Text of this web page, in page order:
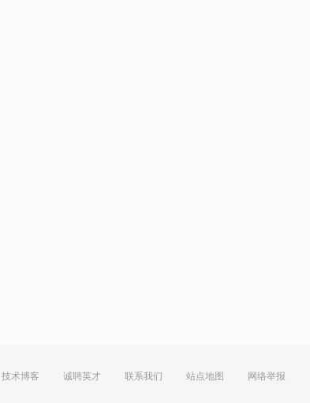
技术博客 诚聘英才 联系我们 站点地图 网络举报